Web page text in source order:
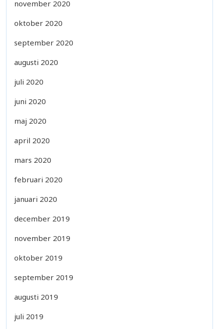
november 2020
oktober 2020
september 2020
augusti 2020
juli 2020
juni 2020
maj 2020
april 2020
mars 2020
februari 2020
januari 2020
december 2019
november 2019
oktober 2019
september 2019
augusti 2019
juli 2019